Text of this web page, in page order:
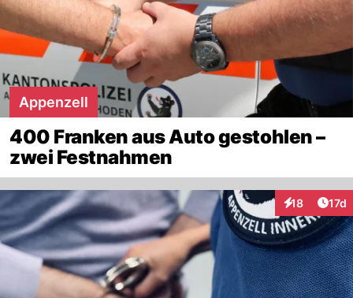
Appenzell
400 Franken aus Auto gestohlen –
zwei Festnahmen
18
Interaktionen
17d